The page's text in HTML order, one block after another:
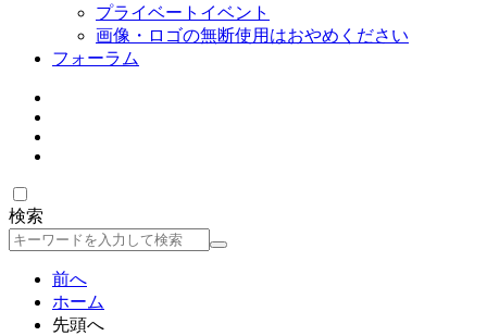
プライベートイベント
画像・ロゴの無断使用はおやめください
フォーラム
検索
検
前へ
ホーム
先頭へ